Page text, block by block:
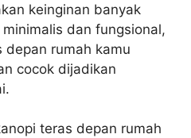
keinginan banyak
dan fungsional,
depan rumah kamu
cocok dijadikan
teras depan rumah